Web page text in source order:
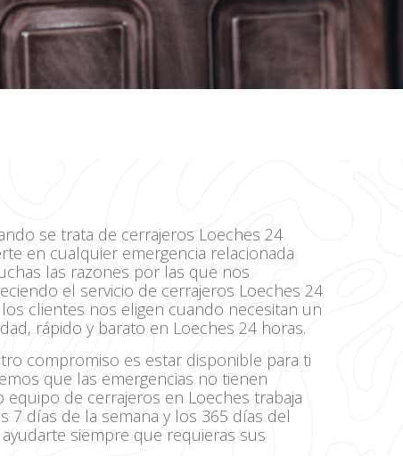
se trata de cerrajeros Loeches 24
en cualquier emergencia relacionada
las razones por las que nos
el servicio de cerrajeros Loeches 24
clientes nos eligen cuando necesitan un
rápido y barato en Loeches 24 horas.
compromiso es estar disponible para ti
que las emergencias no tienen
de cerrajeros en Loeches trabaja
7 días de la semana y los 365 días del
siempre que requieras sus